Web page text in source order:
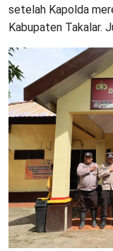
setelah Kapolda
Kabupaten Takalar.